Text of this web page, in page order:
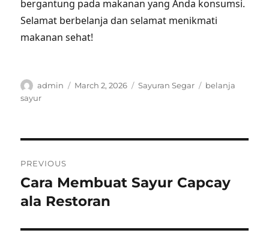
bergantung pada makanan yang Anda konsumsi.
Selamat berbelanja dan selamat menikmati
makanan sehat!
Author
admin
Posted
March 2, 2026 Categories
Sayuran Segar Tags
belanja
sayur
navigation
PREVIOUS
Previous
post:
Cara Membuat Sayur Capcay
ala Restoran